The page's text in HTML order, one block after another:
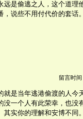
远是偷逃之人，这个道理
，说些不用付代价的套话
留言时间
就是当年逃港偷渡的人今
没一个人有此荣幸，也没
其实你的理解和安博不同